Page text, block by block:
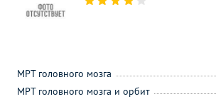
МРТ головного мозга
МРТ головного мозга и орбит